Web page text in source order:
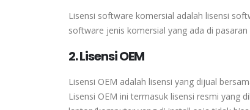
Lisensi software komersial adalah lisensi
software jenis komersial yang ada di
2. Lisensi OEM
Lisensi OEM adalah lisensi yang dijual
Lisensi OEM ini termasuk lisensi resmi yang